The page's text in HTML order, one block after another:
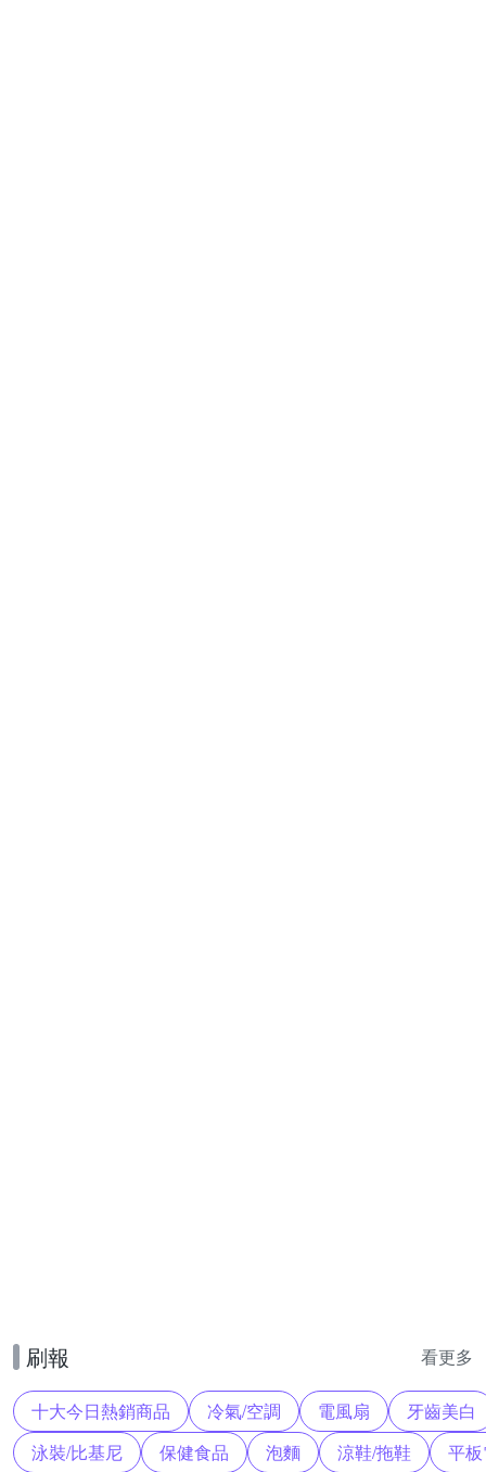
刷報 看更多
十大今日熱銷商品 冷氣/空調 電風扇
牙齒美白
泳裝/比基尼
保健食品 泡麵 涼鞋/拖鞋 平